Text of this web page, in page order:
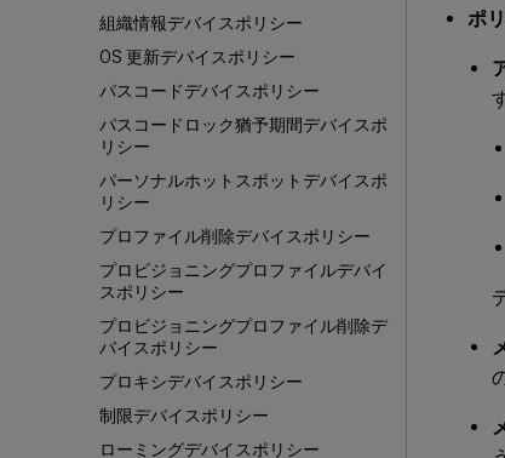
組織情報デバイスポリシー
OS 更新デバイスポリシー
パスコードデバイスポリシー
パスコードロック猶予期間デバイスポ
リシー
パーソナルホットスポットデバイスポ
リシー
プロファイル削除デバイスポリシー
プロビジョニングプロファイルデバイ
スポリシー
プロビジョニングプロファイル削除デ
バイスポリシー
プロキシデバイスポリシー
制限デバイスポリシー
ローミングデバイスポリシー
ポ